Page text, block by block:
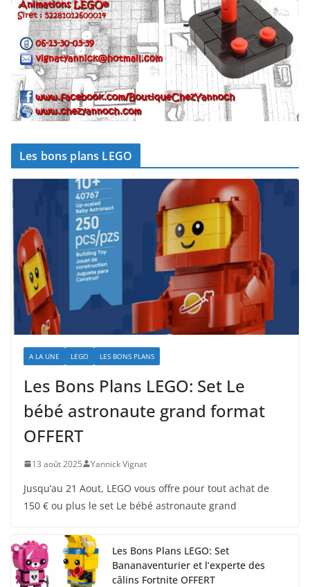
Les bons plans LEGO
A LA UNE LEGO LES BONS PLANS
Les Bons Plans LEGO: Set Le
bébé astronaute grand format
OFFERT
13 août 2025 Yannick Vignat
Jusqu’au 21 Aout, LEGO vous offre pour tout achat de
150 € ou plus le set Le bébé astronaute grand
Les Bons Plans LEGO: Set
Bananaventurier et l’experte des
câlins Fortnite OFFERT